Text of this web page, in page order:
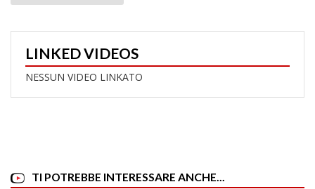
LINKED VIDEOS
NESSUN VIDEO LINKATO
TI POTREBBE INTERESSARE ANCHE...